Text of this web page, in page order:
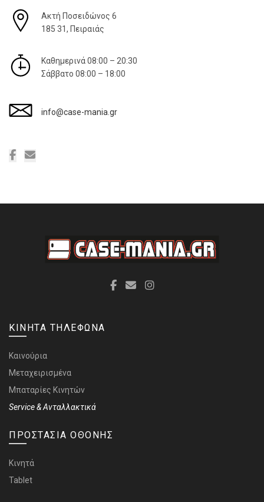
Aκτή Ποσειδώνος 6
185 31, Πειραιάς
Καθημερινά 08:00 – 20:30
Σάββατο 08:00 – 18:00
info@case-mania.gr
ΚΙΝΗΤΑ ΤΗΛΕΦΩΝΑ
Καινούρια
Μεταχειρισμένα
Μπαταρίες Κινητών
Service & Ανταλλακτικά
ΠΡΟΣΤΑΣΙΑ ΟΘΟΝΗΣ
Κινητά
Tablet